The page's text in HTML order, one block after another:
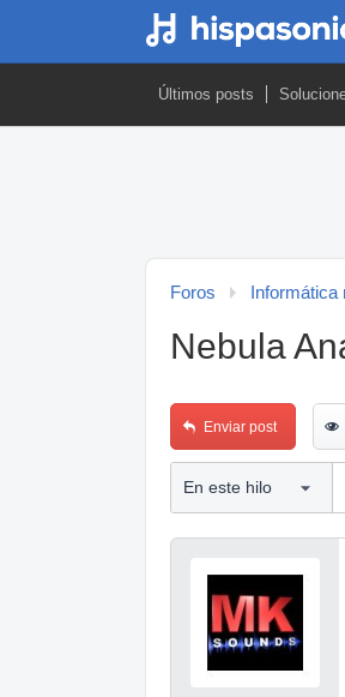
Últimos posts
Foros Informática
Nebula
Enviar post